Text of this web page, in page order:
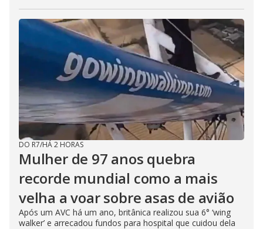
DO R7/HÁ 2 HORAS
Mulher de 97 anos quebra
recorde mundial como a mais
velha a voar sobre asas de avião
Após um AVC há um ano, britânica realizou sua 6° ‘wing
walker’ e arrecadou fundos para hospital que cuidou dela